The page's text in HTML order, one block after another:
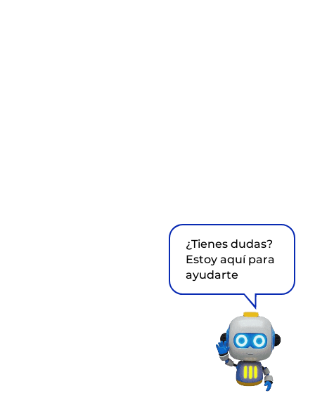
¿Tienes dudas?
Estoy aquí para
ayudarte